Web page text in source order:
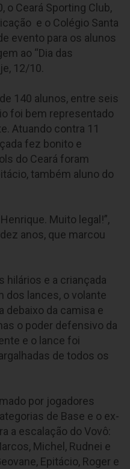
o Ceará Sporting Club,
e o Colégio Santa
evento para os alunos
ao “Dia das
12/10.
140 alunos, entre seis
foi bem representado
Atuando contra 11
fez bonito e
do Ceará foram
também aluno do
Muito legal!”,
anos, que marcou
hilários e a criançada
dos lances, o volante
debaixo da camisa e
o poder defensivo da
e o lance foi
de todos os
por jogadores
de Base e o ex-
a escalação do Vovô:
Michel, Rudnei e
Epitácio, Roger e